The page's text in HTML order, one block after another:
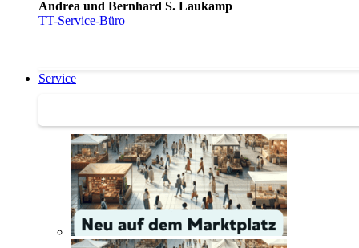
Andrea und Bernhard S. Laukamp
TT-Service-Büro
Service